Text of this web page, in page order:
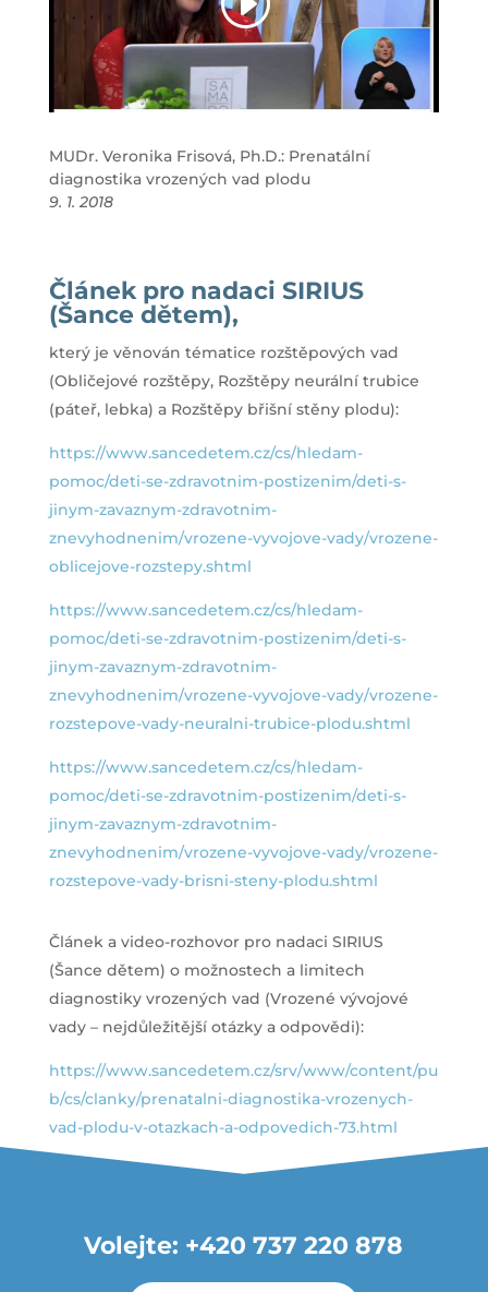
MUDr. Veronika Frisová, Ph.D.: Prenatální
diagnostika vrozených vad plodu
9. 1. 2018
Článek pro nadaci SIRIUS
(Šance dětem),
který je věnován tématice rozštěpových vad
(Obličejové rozštěpy, Rozštěpy neurální trubice
(páteř, lebka) a Rozštěpy břišní stěny plodu):
https://www.sancedetem.cz/cs/hledam-
pomoc/deti-se-zdravotnim-postizenim/deti-s-
jinym-zavaznym-zdravotnim-
znevyhodnenim/vrozene-vyvojove-vady/vrozene-
oblicejove-rozstepy.shtml
https://www.sancedetem.cz/cs/hledam-
pomoc/deti-se-zdravotnim-postizenim/deti-s-
jinym-zavaznym-zdravotnim-
znevyhodnenim/vrozene-vyvojove-vady/vrozene-
rozstepove-vady-neuralni-trubice-plodu.shtml
https://www.sancedetem.cz/cs/hledam-
pomoc/deti-se-zdravotnim-postizenim/deti-s-
jinym-zavaznym-zdravotnim-
znevyhodnenim/vrozene-vyvojove-vady/vrozene-
rozstepove-vady-brisni-steny-plodu.shtml
Článek a video-rozhovor pro nadaci SIRIUS
(Šance dětem) o možnostech a limitech
diagnostiky vrozených vad (Vrozené vývojové
vady – nejdůležitější otázky a odpovědi):
https://www.sancedetem.cz/srv/www/content/pu
b/cs/clanky/prenatalni-diagnostika-vrozenych-
vad-plodu-v-otazkach-a-odpovedich-73.html
Volejte: +420 737 220 878